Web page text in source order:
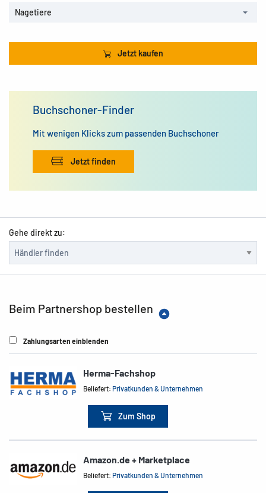
Nagetiere
Jetzt kaufen
Buchschoner-Finder
Mit wenigen Klicks zum passenden Buchschoner
Jetzt finden
Gehe direkt zu:
Beim Partnershop bestellen
Zahlungsarten einblenden
Herma-Fachshop
Beliefert:Privatkunden & Unternehmen
Zum Shop
Amazon.de + Marketplace
Beliefert:Privatkunden & Unternehmen